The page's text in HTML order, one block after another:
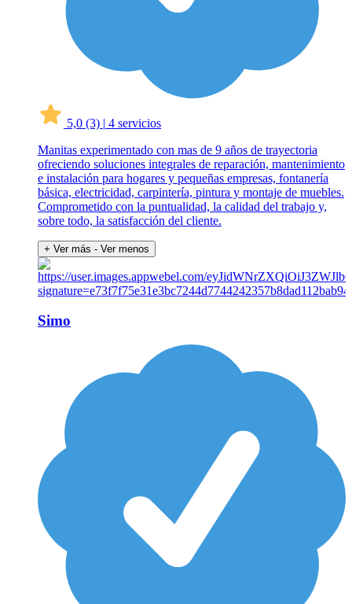
5,0 (3) | 4 servicios
Manitas experimentado con mas de 9 años de trayectoria
ofreciendo soluciones integrales de reparación, mantenimiento
e instalación para hogares y pequeñas empresas, fontanería
básica, electricidad, carpintería, pintura y montaje de muebles.
Comprometido con la puntualidad, la calidad del trabajo y,
sobre todo, la satisfacción del cliente.
+ Ver más - Ver menos
Simo